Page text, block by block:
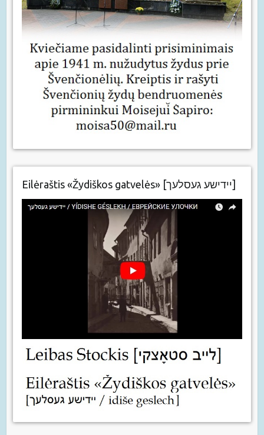
Eilėraštis «Žydiškos gatvelės» [יידישע געסלעך]